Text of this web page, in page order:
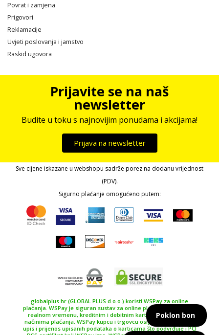
Povrat i zamjena
Prigovori
Reklamacije
Uvjeti poslovanja i jamstvo
Raskid ugovora
Prijavite se na naš
newsletter
Budite u toku s najnovijim ponudama i akcijama!
Prijava na newsletter
Sve cijene iskazane u webshopu sadrže porez na dodanu vrijednost
(PDV).
Sigurno plaćanje omogućeno putem:
globalplus.hr (GLOBAL PLUS d.o.o.) koristi WSPay za online
plaćanja. WSPay je siguran sustav za online plaćanje, plaćanje u
realnom vremenu, kreditnim i debitnim karticama te drugim
načinima plaćanja. WSPay kupcu i trgovcu osiguravaju siguran
upis i prijenos upisanih podataka o karticama što podvrđuje i PCI
Poklon bon